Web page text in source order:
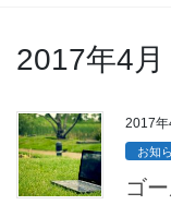
2017年4月
2017年
お知
ゴ